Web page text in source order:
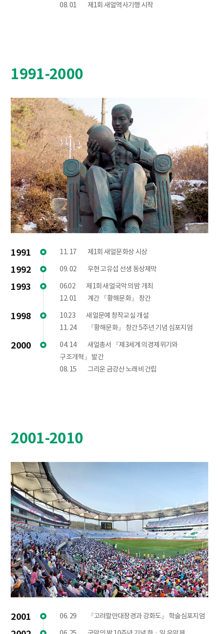
08. 01
제1회 새얼역사기행 시작
1991-2000
1991 11. 17 제1회 새얼문화상 시상
1992 09. 02 우현 고유섭 선생 동상제막
1993 06.02
제1회 새얼국악의 밤 개최
12. 01
계간 『황해문화』 창간
1998 10.23
새얼문예 창작교실 개설
11. 24
『황해문화』 창간 5주년 기념 심포지엄
2000 04. 14
새얼총서 『제3세계의 경제위기와
구조개혁』 발간
08. 15
그리운 금강산 노래비 건립
2001-2010
2001 06. 29 『고려팔만대장경과 강화도』 학술심포지엄